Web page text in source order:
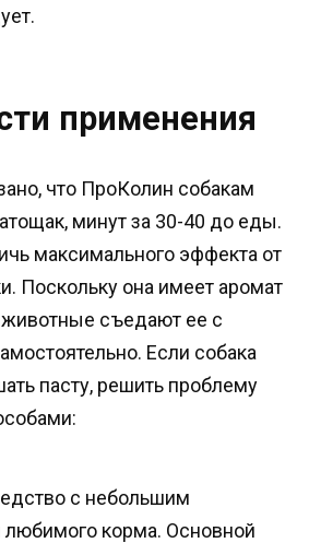
применения
что ПроКолин собакам
минут за 30-40 до еды.
максимального эффекта от
Поскольку она имеет аромат
съедают ее с
Если собака
пасту, решить проблему
с небольшим
любимого корма. Основной